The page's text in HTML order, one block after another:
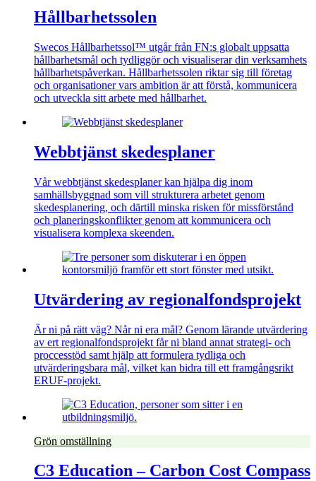
Hållbarhetssolen
Swecos Hållbarhetssol™ utgår från FN:s globalt uppsatta
hållbarhetsmål och tydliggör och visualiserar din verksamhets
hållbarhetspåverkan. Hållbarhetssolen riktar sig till företag
och organisationer vars ambition är att förstå, kommunicera
och utveckla sitt arbete med hållbarhet.
Webbtjänst skedesplaner
Vår webbtjänst skedesplaner kan hjälpa dig inom
samhällsbyggnad som vill strukturera arbetet genom
skedesplanering, och därtill minska risken för missförstånd
och planeringskonflikter genom att kommunicera och
visualisera komplexa skeenden.
Utvärdering av regionalfondsprojekt
Är ni på rätt väg? Når ni era mål? Genom lärande utvärdering
av ert regionalfondsprojekt får ni bland annat strategi- och
proccesstöd samt hjälp att formulera tydliga och
utvärderingsbara mål, vilket kan bidra till ett framgångsrikt
ERUF-projekt.
Grön omställning
C3 Education – Carbon Cost Compass